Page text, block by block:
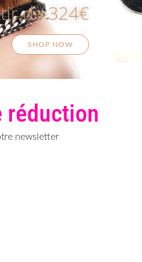
de 324€
SHOP NOW
réduction
newsletter